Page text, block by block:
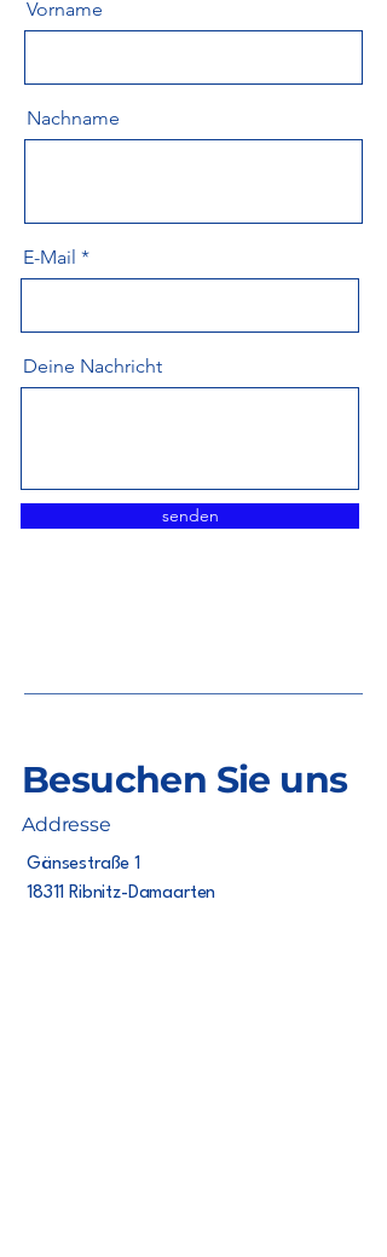
Vorname
Nachname
E-Mail
Deine Nachricht
senden
Besuchen Sie uns
Addresse
Gänsestraße 1
18311 Ribnitz-Damgarten